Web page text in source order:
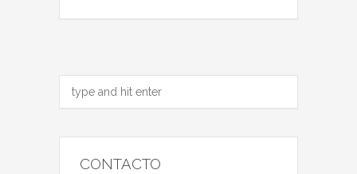
CONTACTO